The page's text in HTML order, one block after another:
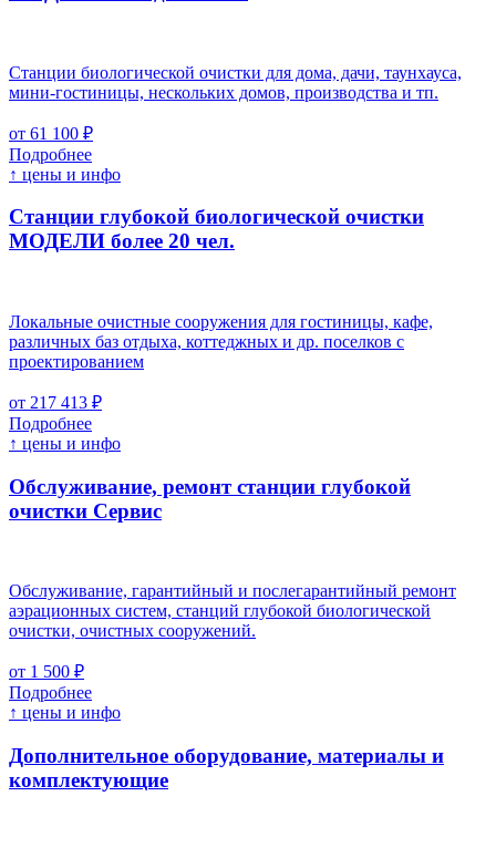
Станции биологической очистки для дома, дачи, таунхауса,
мини-гостиницы, нескольких домов, производства и тп.
от 61 100 ₽
Подробнее
↑ цены и инфо
Станции глубокой биологической очистки
МОДЕЛИ более 20 чел.
Локальные очистные сооружения для гостиницы, кафе,
различных баз отдыха, коттеджных и др. поселков с
проектированием
от 217 413 ₽
Подробнее
↑ цены и инфо
Обслуживание, ремонт станции глубокой
очистки Cервис
Обслуживание, гарантийный и послегарантийный ремонт
аэрационных систем, станций глубокой биологической
очистки, очистных сооружений.
от 1 500 ₽
Подробнее
↑ цены и инфо
Дополнительное оборудование, материалы и
комплектующие